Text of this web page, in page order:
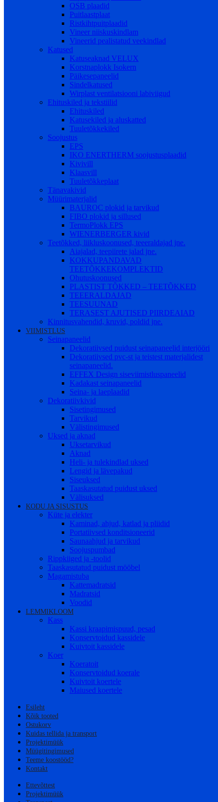
OSB plaadid
Puitlaastplaat
Ristkihtpuitplaadid
Vineer niiskuskindlam
Vineerid pealistatud veekindlad
Katused
Katuseaknad VELUX
Korstnaplokk Isokern
Päikesepaneelid
Sindelkatused
Wirplast ventilatsiooni labiviigud
Ehituskiled ja tekstiilid
Ehituskiled
Katusekiled ja aluskatted
Tuuletõkkekiled
Soojustus
EPS
IKO ENERTHERM soojustusplaadid
Kivivill
Klaasvill
Tuuletõkkeplaat
Tänavakivid
Müürimaterjalid
BAUROC plokid ja tarvikud
FIBO plokid ja sillused
TermoPlokk EPS
WIENERBERGER kivid
Teetõkked, liikluskoonused, teeeraldajad jne.
Aiajalad, teepiirete jalad jne.
KOKKUPANDAVAD
TEETÕKKEKOMPLEKTID
Ohutuskoonused
PLASTIST TÕKKED – TEETÕKKED
TEEERALDAJAD
TEESUUNAD
TERASEST AJUTISED PIIRDEAIAD
Kinnitusvahendid, kruvid, poldid jne.
VIIMISTLUS
Seinapaneelid
Dekoratiivsed puidust seinapaneelid interjööri
Dekoratiivsed pvc-st ja teistest materjalidest
seinapaneelid.
EFFEX Design siseviimistluspaneelid
Kadakast seinapaneelid
Seina- ja laeplaadid
Dekoratiivkivid
Sisetingimused
Tarvikud
Välistingimused
Uksed ja aknad
Uksetarvikud
Aknad
Heli- ja tulekindlad uksed
Lengid ja lävepakud
Siseuksed
Taaskasutatud puidust uksed
Välisuksed
KODU JA SISUSTUS
Küte ja elekter
Kaminad, ahjud, katlad ja pliidid
Portatiivsed konditsioneerid
Saunaahjud ja tarvikud
Soojuspumbad
Rippkiiged ja -toolid
Taaskasutatud puidust mööbel
Magamistuba
Kattemadratsid
Madratsid
Voodid
LEMMIKLOOM
Kass
Kassi kraapimispuud, pesad
Konservtoidud kassidele
Kuivtoit kassidele
Koer
Koeratoit
Konservtoidud koerale
Kuivtoit koertele
Maiused koertele
Esileht
Kõik tooted
Ostukorv
Kuidas tellida ja transport
Projektimüük
Müügitingimused
Teeme koostööd?
Kontakt
Ettevõttest
Projektimüük